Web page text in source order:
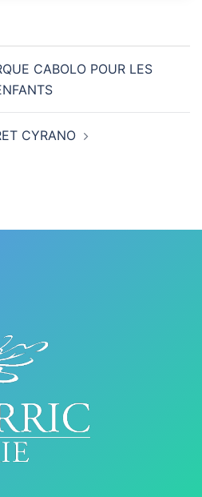
CABOLO POUR LES
CYRANO